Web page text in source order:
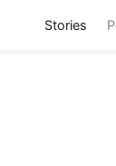
Stories